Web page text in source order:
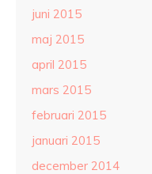
juni 2015
maj 2015
april 2015
mars 2015
februari 2015
januari 2015
december 2014